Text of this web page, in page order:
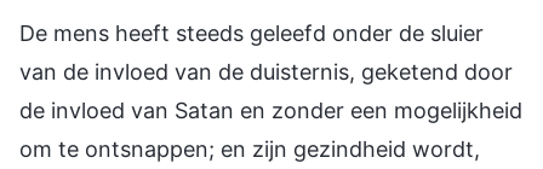
De mens heeft steeds geleefd onder de sluier
van de invloed van de duisternis, geketend door
de invloed van Satan en zonder een mogelijkheid
om te ontsnappen; en zijn gezindheid wordt,